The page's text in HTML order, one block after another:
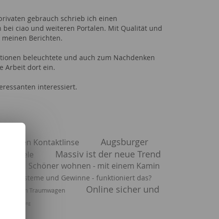
gebrauch schrieb ich einen
ciao und weiteren Portalen. Mit Qualität und
Berichten.
beleuchtete und auch zum Nachdenken
Arbeit dort ein.
interessiert.
Kontaktlinse
Augsburger
Seele Massiv ist der neue Trend
Schöner wohnen - mit einem Kamin
Systeme und Gewinne - funktioniert das?
im Traumwagen
Online sicher und
Unterstützung